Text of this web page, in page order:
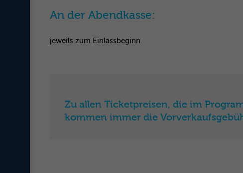
An der Abendkasse:
jeweils zum Einlassbeginn
Zu allen Ticketpreisen, die im
kommen immer die